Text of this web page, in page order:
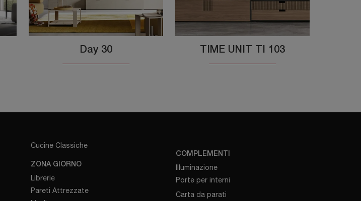
Day 30 TIME UNIT TI 103
Cucine Classiche
ZONA GIORNO
Librerie
Pareti Attrezzate
COMPLEMENTI
Illuminazione
Porte per interni
Carta da parati